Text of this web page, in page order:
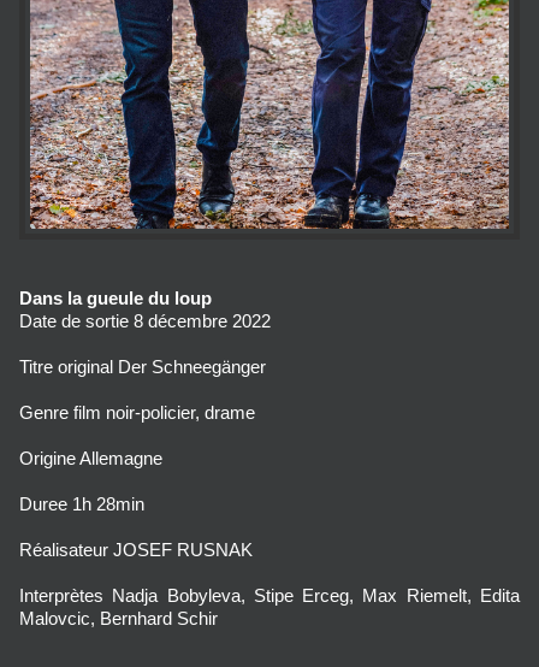
Dans la gueule du loup
Date de sortie 8 décembre 2022
Titre original Der Schneegänger
Genre film noir-policier, drame
Origine Allemagne
Duree 1h 28min
Réalisateur JOSEF RUSNAK
Interprètes Nadja Bobyleva, Stipe Erceg, Max Riemelt, Edita
Malovcic, Bernhard Schir